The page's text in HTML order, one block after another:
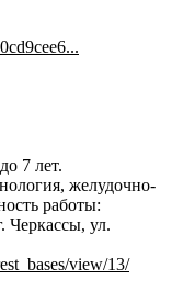
7 лет.
желудочно-
работы:
Черкассы, ул.
view/13/